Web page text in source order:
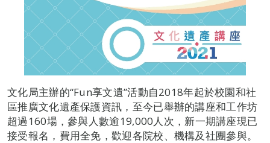
文化局主辦的“Fun享文遺”活動自2018年起於校園和社
區推廣文化遺產保護資訊，至今已舉辦的講座和工作坊
超過160場，參與人數逾19,000人次，新一期講座現已
接受報名，費用全免，歡迎各院校、機構及社團參與。